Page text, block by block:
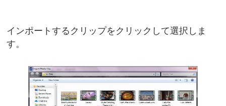
インポートするクリップをクリックして選択しま
す。